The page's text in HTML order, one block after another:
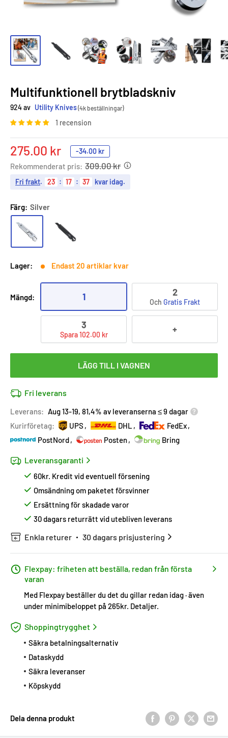
Multifunktionell brytbladskniv
924 av Utility Knives(4k beställningar)
1 recension
Sale
price
275.00 kr -34.00 kr
Rekommenderat pris: 309.00 kr
Fri frakt. 23 : 17 : 36 kvar idag.
Färg: Silver
Lager: Endast 20 artiklar kvar
Mängd: 1 2
Och Gratis Frakt
3
Spara 102.00 kr +
LÄGG TILL I VAGNEN
Fri leverans
Leverans: Aug 13-19, 81,4% av leveranserna ≤ 9 dagar
Kurirföretag:
UPS DHL
FedEx
PostNord
Posten Bring
Leveransgaranti
60kr. Kredit vid eventuell försening
Omsändning om paketet försvinner
Ersättning för skadade varor
30 dagars returrätt vid utebliven leverans
Enkla returer 30 dagars prisjustering
Flexpay: friheten att beställa, redan från första
varan
Med Flexpay beställer du det du gillar redan idag · även
under minimibeloppet på 265kr. Detaljer.
Shoppingtrygghet
Säkra betalningsalternativ
Dataskydd
Säkra leveranser
Köpskydd
Dela denna produkt